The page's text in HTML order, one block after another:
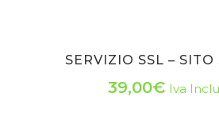
SERVIZIO SSL – SITO
39,00€ Iva